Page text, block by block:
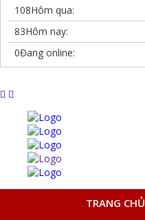
108Hôm qua:
83Hôm nay:
0Đang online:
TRANG CHỦ